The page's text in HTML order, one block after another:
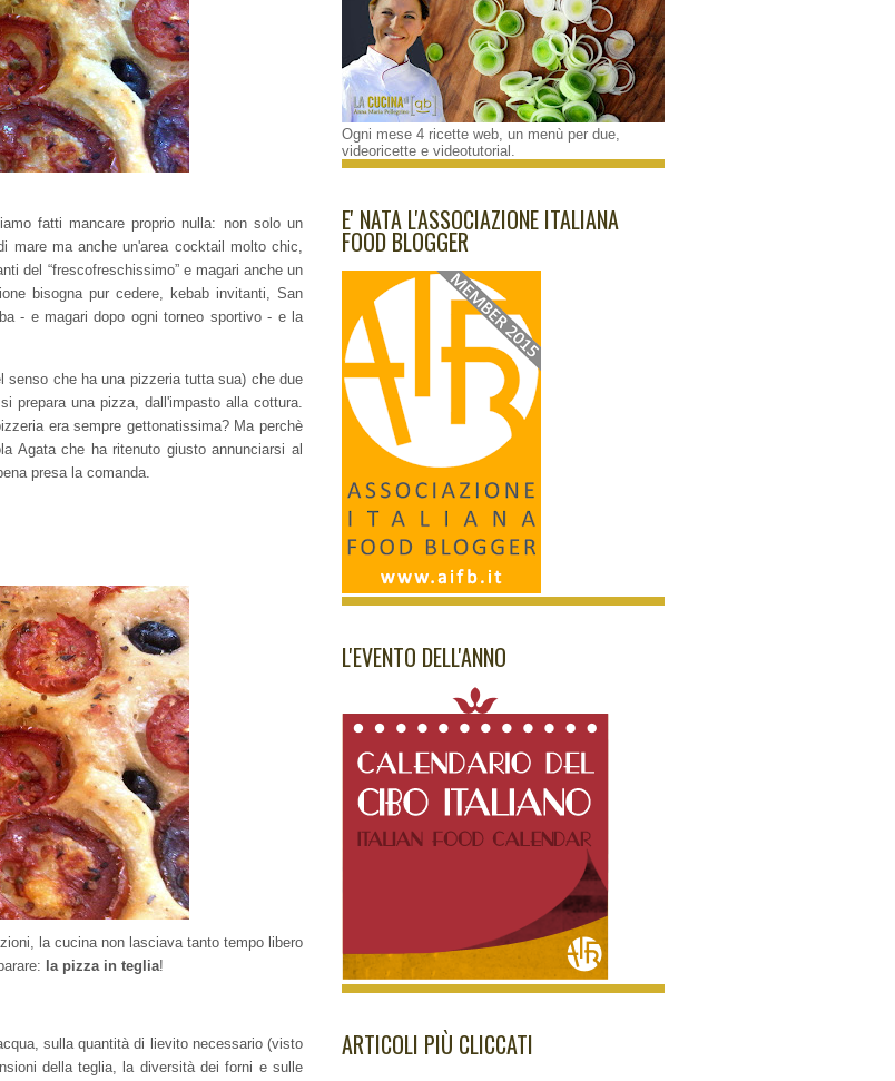
Ogni mese 4 ricette web, un menù per due,
videoricette e videotutorial.
E' NATA L'ASSOCIAZIONE ITALIANA
FOOD BLOGGER
L'EVENTO DELL'ANNO
ARTICOLI PIÙ CLICCATI
fatti mancare proprio nulla: non solo un
mare ma anche un'area cocktail molto chic,
del “frescofreschissimo” e magari anche un
bisogna pur cedere, kebab invitanti, San
- e magari dopo ogni torneo sportivo - e la
senso che ha una pizzeria tutta sua) che due
prepara una pizza, dall'impasto alla cottura.
era sempre gettonatissima? Ma perchè
Agata che ha ritenuto giusto annunciarsi al
presa la comanda.
la cucina non lasciava tanto tempo libero
la pizza in teglia!
sulla quantità di lievito necessario (visto
della teglia, la diversità dei forni e sulle